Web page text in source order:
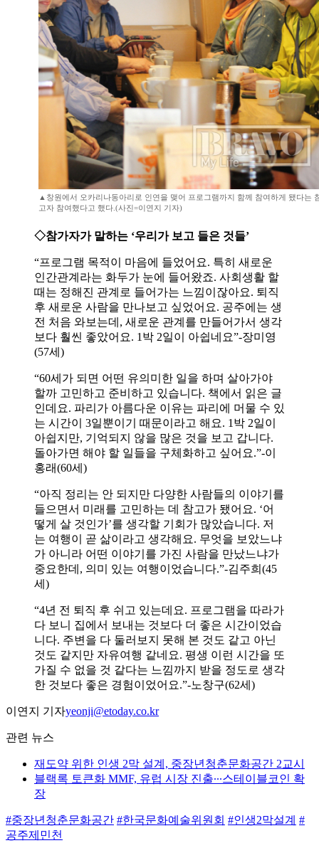
▲창원에서 오카리나동아리로 인연을 맺어 프로그램까지 함께 참여하게 됐다는
고자 참여했다고 했다.(사진=이연지 기자)
◇참가자가 말하는 ‘우리가 보고 들은 것들’
“프로그램 목적이 마음에 들었어요. 특히 새로운
인간관계라는 화두가 눈에 들어왔죠. 사회생활 할
때는 정해진 관계로 들어가는 느낌이잖아요. 퇴직
후 새로운 사람을 만나보고 싶었어요. 공주에는 생
전 처음 와보는데, 새로운 관계를 만들어가서 생각
보다 훨씬 좋았어요. 1박 2일이 아쉽네요”-장미영
(57세)
“60세가 되면 어떤 유의미한 일을 하며 살아가야
할까 고민하고 준비하고 있습니다. 책에서 읽은 글
인데요. 파리가 아름다운 이유는 파리에 머물 수 있
는 시간이 3일뿐이기 때문이라고 해요. 1박 2일이
아쉽지만, 기억되지 않을 많은 것을 보고 갑니다.
돌아가면 해야 할 일들을 구체화하고 싶어요.”-이
홍래(60세)
“아직 정리는 안 되지만 다양한 사람들의 이야기를
들으면서 미래를 고민하는 데 참고가 됐어요. ‘어
떻게 살 것인가’를 생각할 기회가 많았습니다. 저
는 여행이 곧 삶이라고 생각해요. 무엇을 보았느냐
가 아니라 어떤 이야기를 가진 사람을 만났느냐가
중요한데, 의미 있는 여행이었습니다.”-김주희(45
세)
“4년 전 퇴직 후 쉬고 있는데요. 프로그램을 따라가
다 보니 집에서 보내는 것보다 더 좋은 시간이었습
니다. 주변을 다 둘러보지 못해 본 것도 같고 아닌
것도 같지만 자유여행 같네요. 평생 이런 시간을 또
가질 수 없을 것 같다는 느낌까지 받을 정도로 생각
한 것보다 좋은 경험이었어요.”-노창구(62세)
이연지 기자yeonji@etoday.co.kr
관련 뉴스
재도약 위한 인생 2막 설계, 중장년청춘문화공간 2교시
블랙록 토큰화 MMF, 유럽 시장 진출∙∙∙스테이블코인 확
장
#중장년청춘문화공간 #한국문화예술위원회 #인생2막설계 #
공주제민천